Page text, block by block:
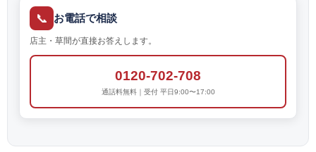
📞 お電話で相談
店主・草間が直接お答えします。
0120-702-708
通話料無料｜受付 平日9:00〜17:00